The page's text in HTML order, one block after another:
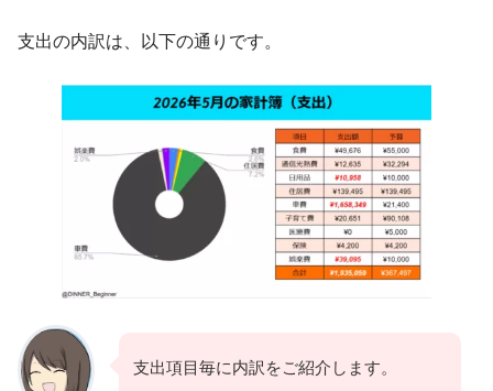
支出の内訳は、以下の通りです。
支出項目毎に内訳をご紹介します。